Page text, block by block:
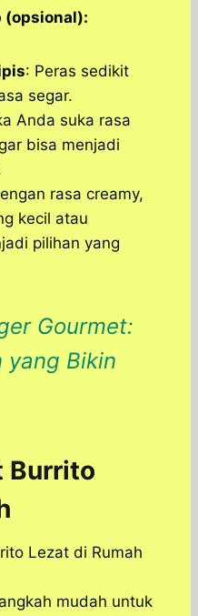
(opsional):
: Peras sedikit
segar.
Anda suka rasa
bisa menjadi
rasa creamy,
kecil atau
pilihan yang
Gourmet:
yang Bikin
Burrito
mudah untuk